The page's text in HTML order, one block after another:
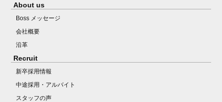
About us
Boss メッセージ
会社概要
沿革
Recruit
新卒採用情報
中途採用・アルバイト
スタッフの声